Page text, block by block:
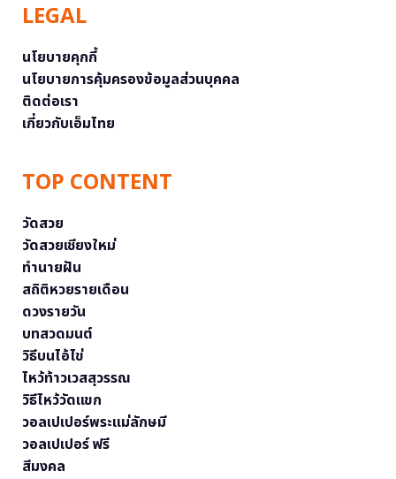
LEGAL
นโยบายคุกกี้
นโยบายการคุ้มครองข้อมูลส่วนบุคคล
ติดต่อเรา
เกี่ยวกับเอ็มไทย
TOP CONTENT
วัดสวย
วัดสวยเชียงใหม่
ทำนายฝัน
สถิติหวยรายเดือน
ดวงรายวัน
บทสวดมนต์
วิธีบนไอ้ไข่
ไหว้ท้าวเวสสุวรรณ
วิธีไหว้วัดแขก
วอลเปเปอร์พระแม่ลักษมี
วอลเปเปอร์ ฟรี
สีมงคล